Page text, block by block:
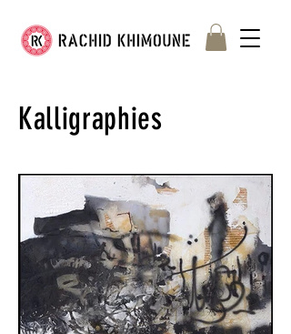
Kalligraphies